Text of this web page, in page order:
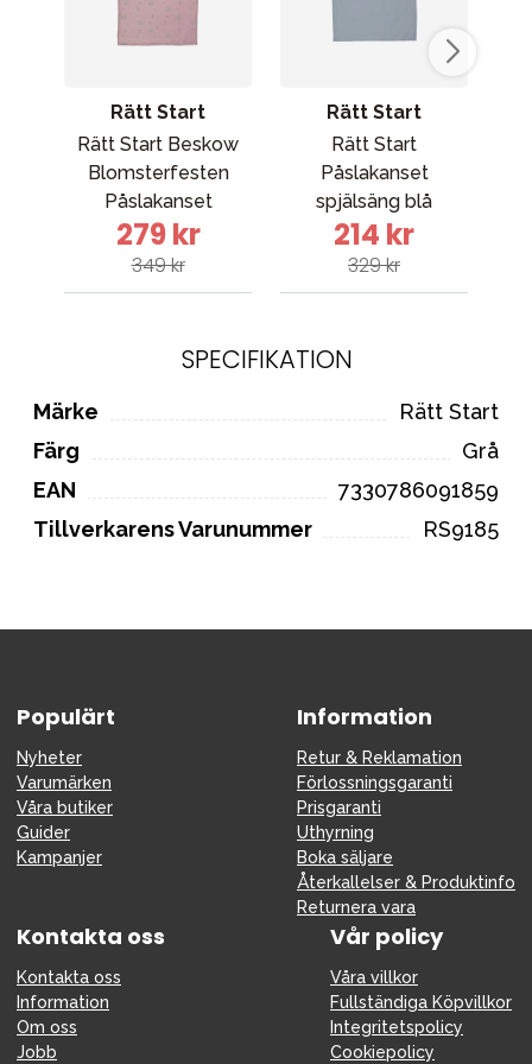
Rätt Start
Rätt Start Beskow
Blomsterfesten
Påslakanset
spjälsäng rosa
279 kr
349 kr
Rätt Start
Rätt Start
Påslakanset
spjälsäng blå
214 kr
329 kr
SPECIFIKATION
Märke
Rätt Start
Färg
Grå
EAN
7330786091859
Tillverkarens Varunummer
RS9185
Populärt
Nyheter
Varumärken
Våra butiker
Guider
Kampanjer
Information
Retur & Reklamation
Förlossningsgaranti
Prisgaranti
Uthyrning
Boka säljare
Återkallelser & Produktinfo
Returnera vara
Kontakta oss
Kontakta oss
Information
Om oss
Jobb
Vår policy
Våra villkor
Fullständiga Köpvillkor
Integritetspolicy
Cookiepolicy